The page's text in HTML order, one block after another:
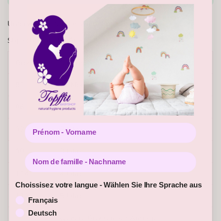
Unterwäsche für das windelfreie Baby.
Slip schon ab der Grösse 80
Grösse: für ungefähres Alter
12 Monate
18 Monate
2 Jahre
3 Jahre
4 Jahre
112
---->
Prénom - Vorname
Nom de famille - Nachname
Choissisez votre langue - Wählen Sie Ihre Sprache aus
Français
Deutsch